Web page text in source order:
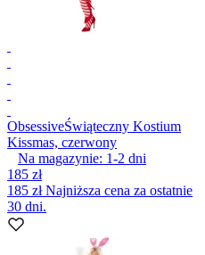
ObsessiveŚwiąteczny Kostium
Kissmas, czerwony
Na magazynie: 1-2 dni
185 zł
185 złNajniższa cena za ostatnie
30 dni.